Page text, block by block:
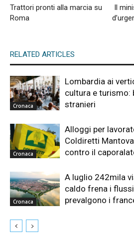
Trattori pronti alla marcia su
Roma
Il
RELATED ARTICLES
Cronaca
Lombardia ai
cultura e
stranieri
Cronaca
Alloggi per
Coldiretti
contro il
Cronaca
A luglio 242mila
caldo frena i
prevalgono i